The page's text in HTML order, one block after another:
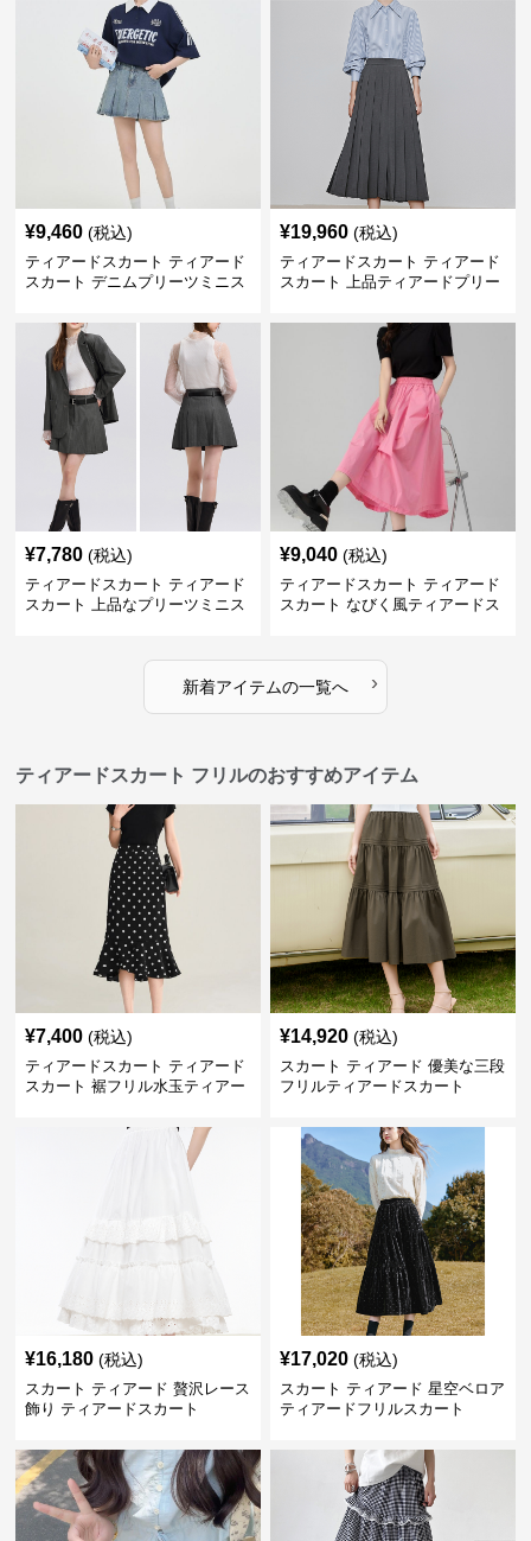
¥9,460 (税込)
ティアードスカート ティアード
スカート デニムプリーツミニス
¥19,960 (税込)
ティアードスカート ティアード
スカート 上品ティアードプリー
¥7,780 (税込)
ティアードスカート ティアード
スカート 上品なプリーツミニス
¥9,040 (税込)
ティアードスカート ティアード
スカート なびく風ティアードス
新着アイテムの一覧へ ›
ティアードスカート フリルのおすすめアイテム
¥7,400 (税込)
ティアードスカート ティアード
スカート 裾フリル水玉ティアー
¥14,920 (税込)
スカート ティアード 優美な三段
フリルティアードスカート
¥16,180 (税込)
スカート ティアード 贅沢レース
飾り ティアードスカート
¥17,020 (税込)
スカート ティアード 星空ベロア
ティアードフリルスカート